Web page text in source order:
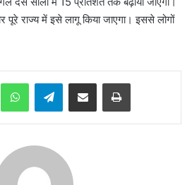
पूरे राज्य में इसे लागू किया जाएगा। इससे लोगों
WhatsAppTelegramShare via Email Print